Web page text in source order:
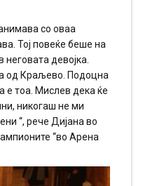
со оваа
Тој повеќе беше на
девојка.
од Краљево. Подоцна
е тоа. Мислев дека ќе
никогаш не ми
“, рече Дијана во
“во Арена